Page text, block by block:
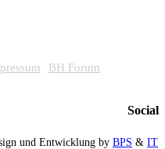
Social
BH Forum
und Entwicklung by BPS & IT